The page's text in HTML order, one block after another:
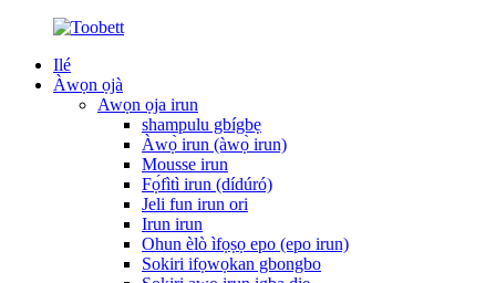
Ilé
Àwọn ọjà
Awọn ọja irun
shampulu gbígbẹ
Àwọ̀ irun (àwọ̀ irun)
Mousse irun
Fọ́fìtì irun (dídúró)
Jeli fun irun ori
Irun irun
Ohun èlò ìfọṣọ epo (epo irun)
Sokiri ifọwọkan gbongbo